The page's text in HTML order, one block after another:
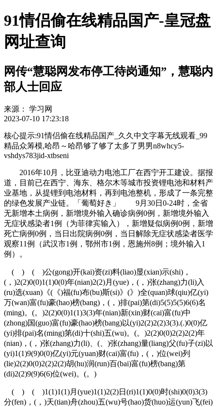
91情侣偷在线精品国产-皇冠盘
网址查询
网传“慧聪网发布停工待岗通知”，慧聪内
部人士回应
来源：
学习网
2023-07-10 17:23:18
核心提示:91情侣偷在线精品国产_久久中文字幕无线观看_99
精品众筹模,哈昂～哈昂够了够了太多了男男n8whcy5-
vshdys783jid-xtbseni
2016年10月，比亚迪动力电池工厂在西宁开工建设。据报
道，目前已在西宁、海东、格尔木等城市投资锂电池和材料产
业基地，从提锂到电池材料，再到电池整机，形成了一条完整
的绿色发展产业链。「葡萄好き」 9月30日0-24时，全省
无新增本土病例，新增境外输入确诊病例0例，新增境外输入
无症状感染者1例（为菲律宾输入），新增疑似病例0例，新增
死亡病例0例，当日出院病例0例，当日解除无症状感染者医学
观察11例（武汉市1例，鄂州市1例，恩施州8例；境外输入1
例）。
( ) ( )公(gong)开(kai)资(zi)料(liao)显(xian)示(shi)，
(，)2(2)0(0)1(1)0(0)年(nian)2(2)月(yue)，(，)张(zhang)力(li)入
(ru)选(xuan)《(《)福(fu)布(bu)斯(si)》(》)全(quan)球(qiu)亿(yi)
万(wan)富(fu)豪(hao)榜(bang)，(，)排(pai)第(di)5(5)5(5)6(6)名
(ming)。(。)2(2)0(0)1(1)3(3)年(nian)新(xin)财(cai)富(fu)中
(zhong)国(guo)富(fu)豪(hao)榜(bang)以(yi)2(2)2(2)3(3).(.)0(0)亿
(yi)排(pai)名(ming)第(di)十(shi)五(wu)。(。)2(2)0(0)2(2)2(2)年
(nian)，(，)张(zhang)力(li)、(、)张(zhang)量(liang)父(fu)子(zi)以
(yi)1(1)9(9)0(0)亿(yi)元(yuan)财(cai)富(fu)，(，)位(wei)列
(lie)2(2)0(0)2(2)2(2)胡(hu)润(run)百(bai)富(fu)榜(bang)第
(di)2(2)9(9)6(6)位(wei)。(。)
( ) ( )1(1)1(1)月(yue)1(1)2(2)日(ri)1(1)0(0)时(shi)0(0)3(3)
分(fen)，(，)天(tian)舟(zhou)五(wu)号(hao)货(huo)运(yun)飞(fei)